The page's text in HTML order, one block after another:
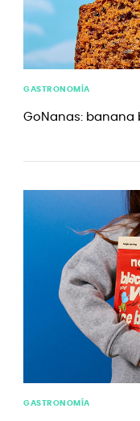
GASTRONOMÍA
GoNanas: banana
GASTRONOMÍA